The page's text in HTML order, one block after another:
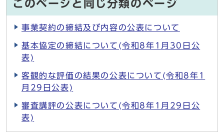
このページと同じ分類のページ
事業契約の締結及び内容の公表について
基本協定の締結について(令和8年1月30日公
表)
客観的な評価の結果の公表について(令和8年1
月29日公表)
審査講評の公表について(令和8年1月29日公
表)